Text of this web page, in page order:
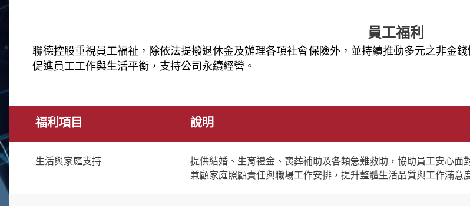
員工福利
聯德控股重視員工福祉，除依法提撥退休金及辦理各項社會保險外，並持續推動多元之非金
促進員工工作與生活平衡，支持公司永續經營。
福利項目 說明
生活與家庭支持
提供結婚、生育禮金、喪葬補助及各類急難救助，協助員工安心
兼顧家庭照顧責任與職場工作安排，提升整體生活品質與工作滿意